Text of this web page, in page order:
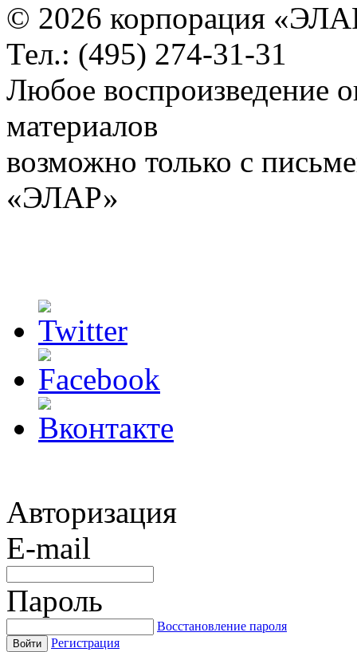
© 2026 корпорация
Тел.: (495) 274-31-31
Любое воспроизведение
материалов
возможно только с
«ЭЛАР»
Авторизация
E-mail
Пароль
Восстановление пароля
Войти Регистрация